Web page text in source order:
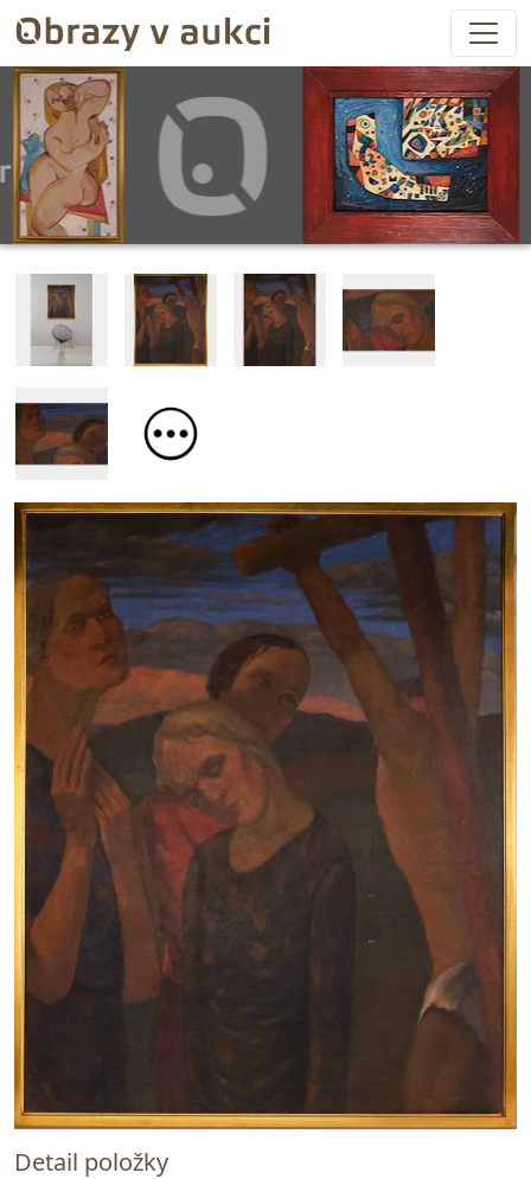
Detail položky